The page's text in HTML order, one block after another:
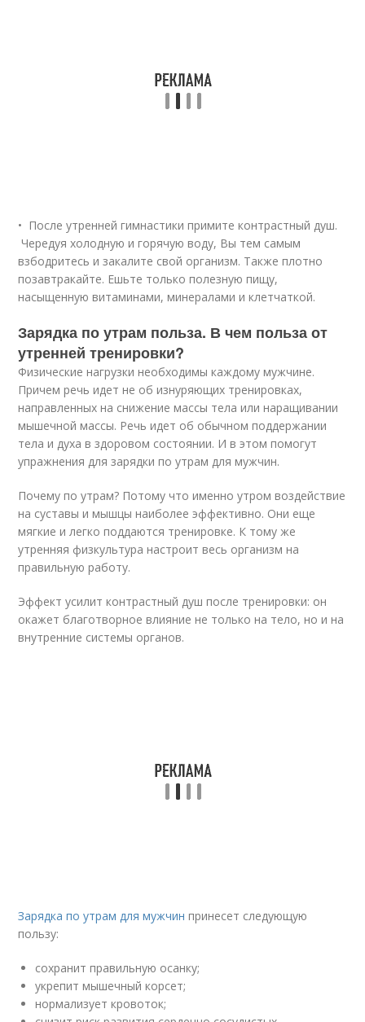
• После утренней гимнастики примите контрастный душ.
Чередуя холодную и горячую воду, Вы тем самым
взбодритесь и закалите свой организм. Также плотно
позавтракайте. Ешьте только полезную пищу,
насыщенную витаминами, минералами и клетчаткой.
Зарядка по утрам польза. В чем польза от
утренней тренировки?
Физические нагрузки необходимы каждому мужчине.
Причем речь идет не об изнуряющих тренировках,
направленных на снижение массы тела или наращивании
мышечной массы. Речь идет об обычном поддержании
тела и духа в здоровом состоянии. И в этом помогут
упражнения для зарядки по утрам для мужчин.
Почему по утрам? Потому что именно утром воздействие
на суставы и мышцы наиболее эффективно. Они еще
мягкие и легко поддаются тренировке. К тому же
утренняя физкультура настроит весь организм на
правильную работу.
Эффект усилит контрастный душ после тренировки: он
окажет благотворное влияние не только на тело, но и на
внутренние системы органов.
Зарядка по утрам для мужчин принесет следующую
пользу:
сохранит правильную осанку;
укрепит мышечный корсет;
нормализует кровоток;